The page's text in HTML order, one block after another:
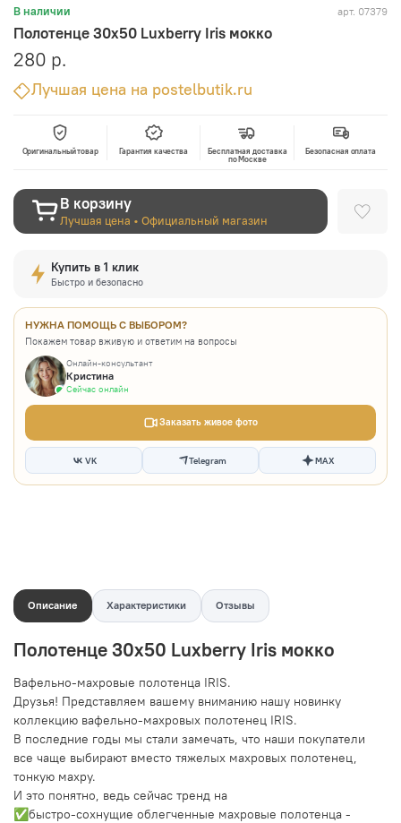
В наличии арт. 07379
Полотенце 30x50 Luxberry Iris мокко
280 р.
Лучшая цена на postelbutik.ru
Оригинальный товар Гарантия качества
Бесплатная доставка
по Москве
Безопасная оплата
В корзину
Лучшая цена • Официальный магазин
Купить в 1 клик
Быстро и безопасно
НУЖНА ПОМОЩЬ С ВЫБОРОМ?
Покажем товар вживую и ответим на вопросы
Онлайн-консультант
Кристина
Сейчас онлайн
Заказать живое фото
VK Telegram MAX
Описание Характеристики Отзывы
Полотенце 30x50 Luxberry Iris мокко
Вафельно-махровые полотенца IRIS.
Друзья! Представляем вашему вниманию нашу новинку
коллекцию вафельно-махровых полотенец IRIS.
В последние годы мы стали замечать, что наши покупатели
все чаще выбирают вместо тяжелых махровых полотенец,
тонкую махру.
И это понятно, ведь сейчас тренд на
✅быстро-сохнущие облегченные махровые полотенца -